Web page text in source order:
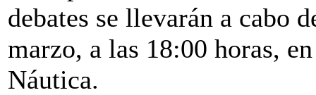
debates se llevarán a cabo
marzo, a las 18:00 horas,
Náutica.